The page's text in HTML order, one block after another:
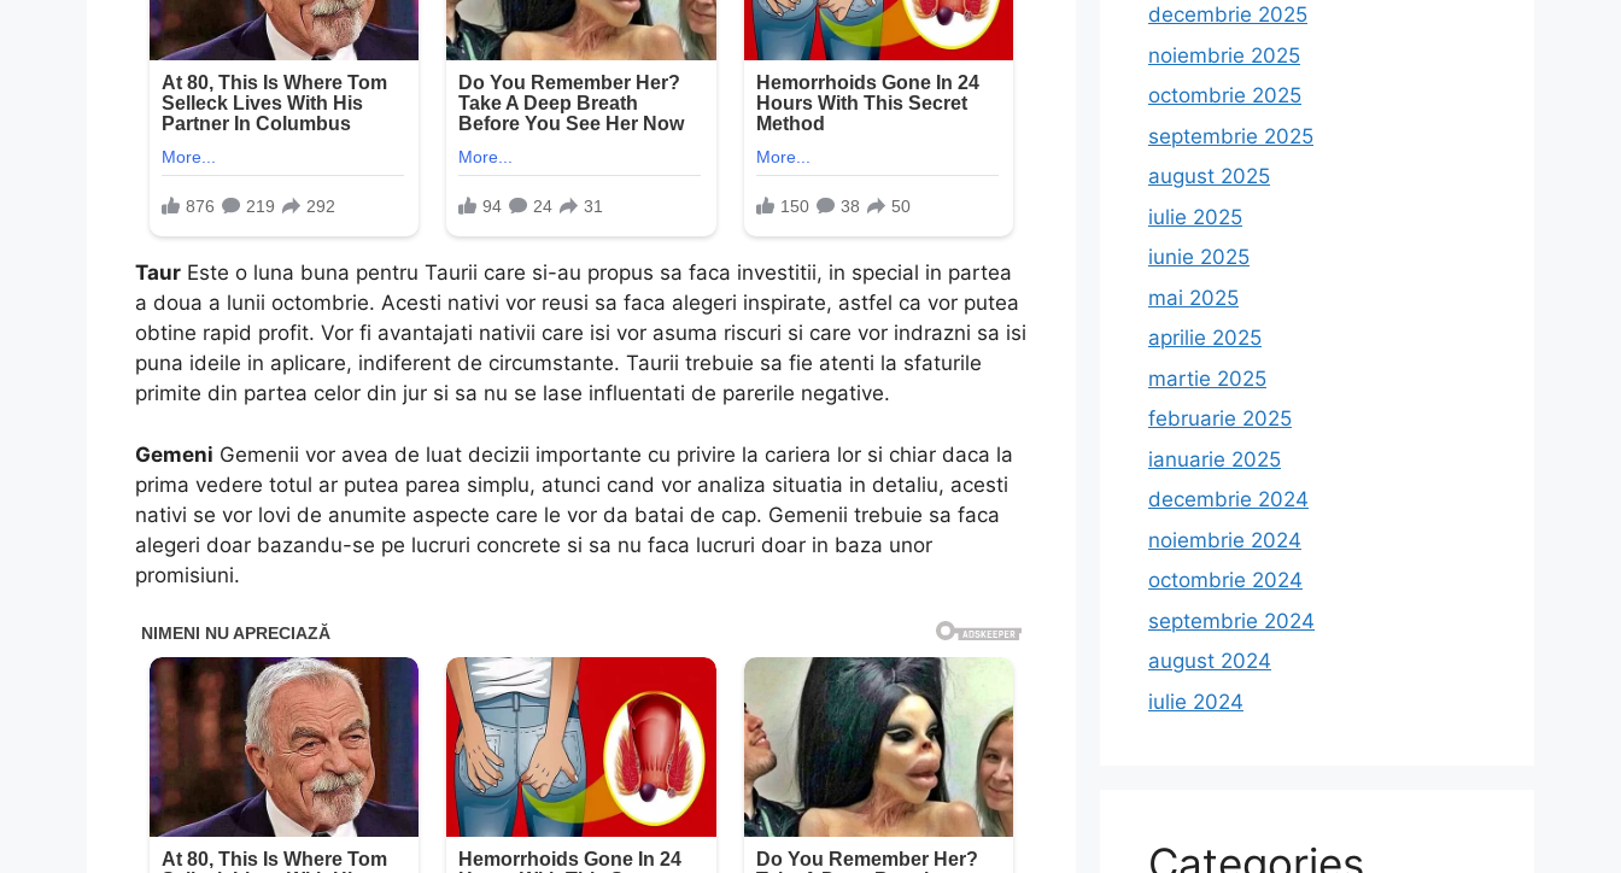
Taur Este o luna buna pentru Taurii care si-au propus sa faca investitii, in special in partea
a doua a lunii octombrie. Acesti nativi vor reusi sa faca alegeri inspirate, astfel ca vor putea
obtine rapid profit. Vor fi avantajati nativii care isi vor asuma riscuri si care vor indrazni sa isi
puna ideile in aplicare, indiferent de circumstante. Taurii trebuie sa fie atenti la sfaturile
primite din partea celor din jur si sa nu se lase influentati de parerile negative.
Gemeni Gemenii vor avea de luat decizii importante cu privire la cariera lor si chiar daca la
prima vedere totul ar putea parea simplu, atunci cand vor analiza situatia in detaliu, acesti
nativi se vor lovi de anumite aspecte care le vor da batai de cap. Gemenii trebuie sa faca
alegeri doar bazandu-se pe lucruri concrete si sa nu faca lucruri doar in baza unor
promisiuni.
decembrie 2025
noiembrie 2025
octombrie 2025
septembrie 2025
august 2025
iulie 2025
iunie 2025
mai 2025
aprilie 2025
martie 2025
februarie 2025
ianuarie 2025
decembrie 2024
noiembrie 2024
octombrie 2024
septembrie 2024
august 2024
iulie 2024
Categories